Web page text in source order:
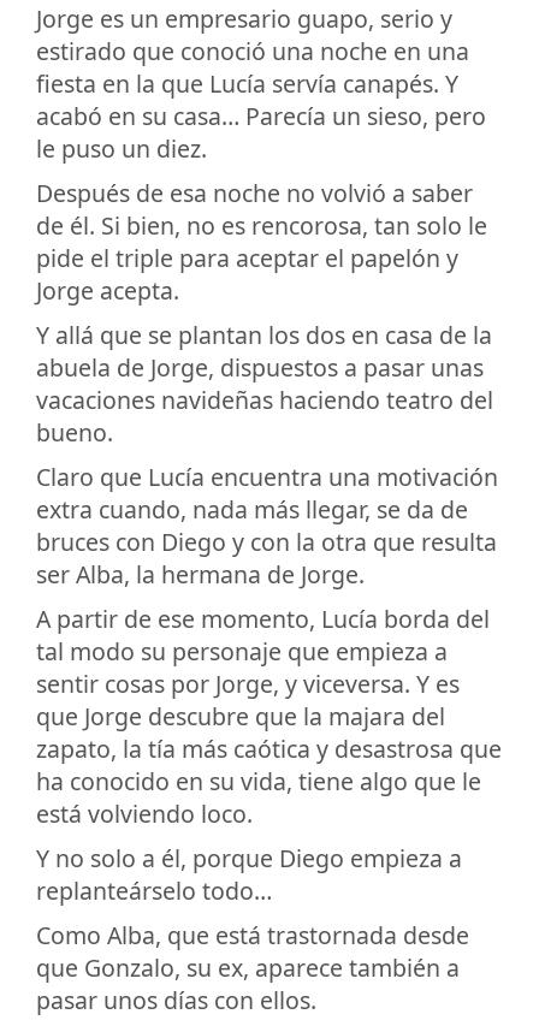
Jorge es un empresario guapo, serio y
estirado que conoció una noche en una
fiesta en la que Lucía servía canapés. Y
acabó en su casa… Parecía un sieso, pero
le puso un diez.
Después de esa noche no volvió a saber
de él. Si bien, no es rencorosa, tan solo le
pide el triple para aceptar el papelón y
Jorge acepta.
Y allá que se plantan los dos en casa de la
abuela de Jorge, dispuestos a pasar unas
vacaciones navideñas haciendo teatro del
bueno.
Claro que Lucía encuentra una motivación
extra cuando, nada más llegar, se da de
bruces con Diego y con la otra que resulta
ser Alba, la hermana de Jorge.
A partir de ese momento, Lucía borda del
tal modo su personaje que empieza a
sentir cosas por Jorge, y viceversa. Y es
que Jorge descubre que la majara del
zapato, la tía más caótica y desastrosa que
ha conocido en su vida, tiene algo que le
está volviendo loco.
Y no solo a él, porque Diego empieza a
replanteárselo todo…
Como Alba, que está trastornada desde
que Gonzalo, su ex, aparece también a
pasar unos días con ellos.